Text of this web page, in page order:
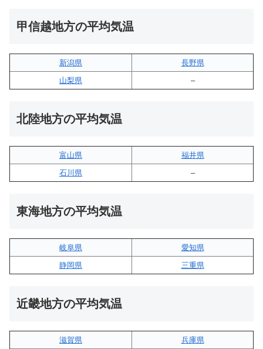
甲信越地方の平均気温
新潟県
長野県
山梨県
–
北陸地方の平均気温
富山県
福井県
石川県
–
東海地方の平均気温
岐阜県
愛知県
静岡県
三重県
近畿地方の平均気温
滋賀県
兵庫県